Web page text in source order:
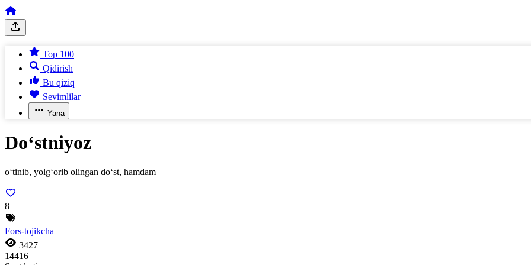
Top 100
Qidirish
Bu qiziq
Sevimlilar
Yana
Do‘stniyoz
o‘tinib, yolg‘orib olingan do‘st, hamdam
8
Fors-tojikcha
3427
14416